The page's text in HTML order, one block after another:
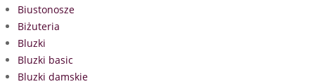
Biustonosze
Biżuteria
Bluzki
Bluzki basic
Bluzki damskie